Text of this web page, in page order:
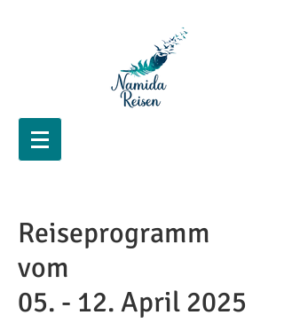
Reiseprogramm
vom
05. - 12. April 2025